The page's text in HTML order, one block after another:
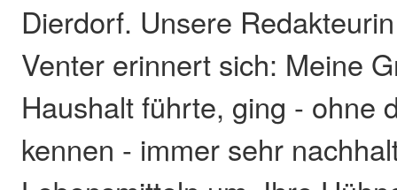
Dierdorf. Unsere
Venter erinnert sich: Meine
Haushalt führte, ging - ohne
kennen - immer sehr